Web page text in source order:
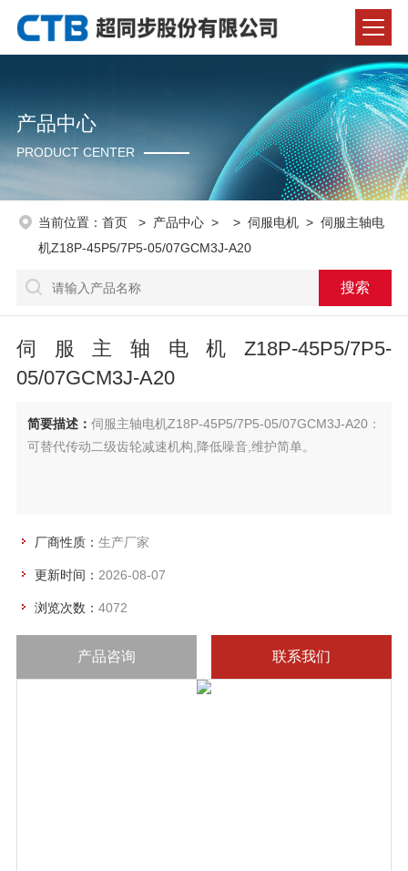
产品中心
PRODUCT CENTER
当前位置： 首页 > 产品中心> > 伺服电机> 伺服主轴电
机Z18P-45P5/7P5-05/07GCM3J-A20
伺服主轴电机Z18P-45P5/7P5-
05/07GCM3J-A20
简要描述： 伺服主轴电机Z18P-45P5/7P5-05/07GCM3J-A20：
可替代传动二级齿轮减速机构,降低噪音,维护简单。
厂商性质： 生产厂家
更新时间： 2026-08-07
浏览次数： 4072
产品咨询 联系我们